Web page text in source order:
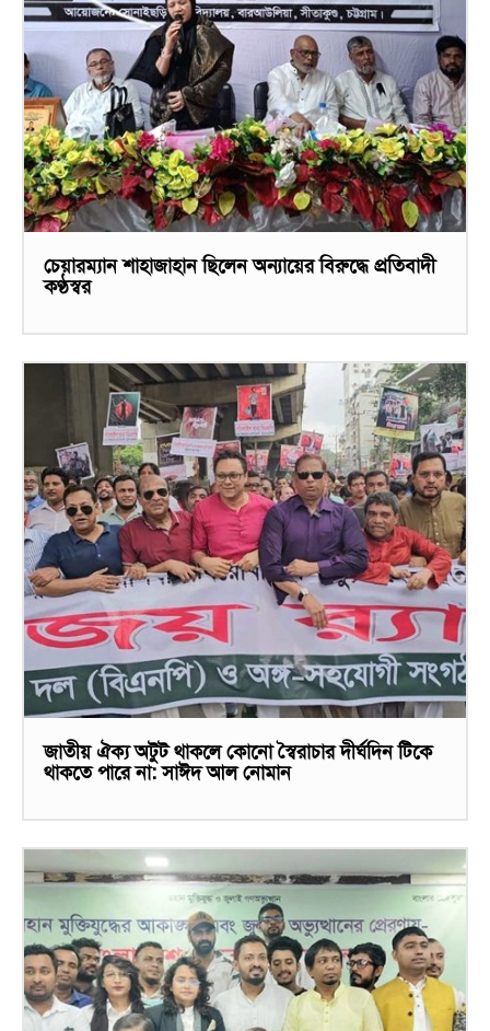
চেয়ারম্যান শাহাজাহান ছিলেন অন্যায়ের বিরুদ্ধে প্রতিবাদী
কণ্ঠস্বর
জাতীয় ঐক্য অটুট থাকলে কোনো স্বৈরাচার দীর্ঘদিন টিকে
থাকতে পারে না: সাঈদ আল নোমান